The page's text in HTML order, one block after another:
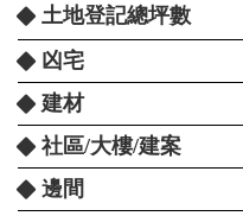
土地登記總坪數
凶宅
建材
社區/大樓/建案
邊間